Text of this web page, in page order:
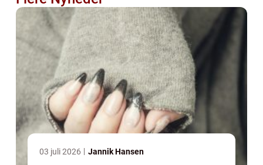
03 juli 2026 Jannik Hansen